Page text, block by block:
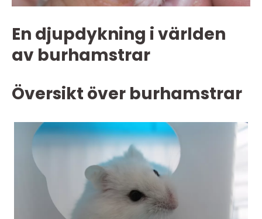
En djupdykning i världen
av burhamstrar
Översikt över burhamstrar